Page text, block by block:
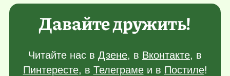
Давайте дружить!
Читайте нас в Дзене, в Вконтакте, в
Пинтересте, в Телеграмеи в Постиле!